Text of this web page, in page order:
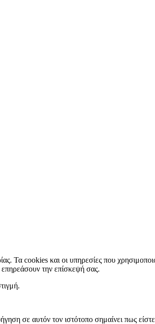
Τα cookies και οι υπηρεσίες που
επηρεάσουν την επίσκεψή σας.
σε αυτόν τον ιστότοπο σημαίνει πως